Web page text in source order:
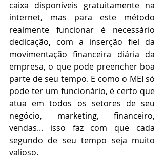
caixa disponíveis gratuitamente na
internet, mas para este método
realmente funcionar é necessário
dedicação, com a inserção fiel da
movimentação financeira diária da
empresa, o que pode preencher boa
parte de seu tempo. E como o MEI só
pode ter um funcionário, é certo que
atua em todos os setores de seu
negócio, marketing, financeiro,
vendas... isso faz com que cada
segundo de seu tempo seja muito
valioso.